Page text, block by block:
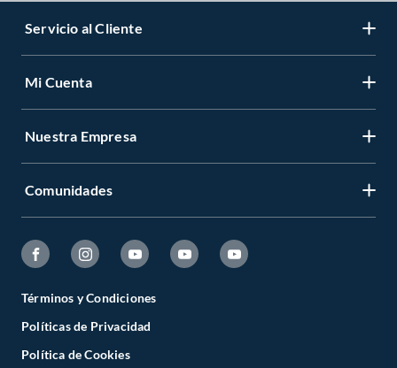
Servicio al Cliente
Mi Cuenta
Nuestra Empresa
Comunidades
Términos y Condiciones
Políticas de Privacidad
Política de Cookies